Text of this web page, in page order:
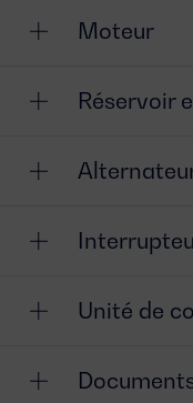
Moteur
Réservoir
Unité de